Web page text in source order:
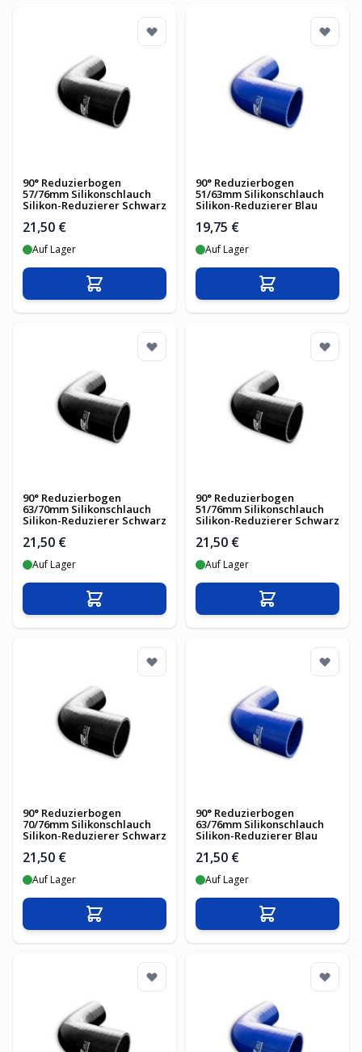
90° Reduzierbogen
57/76mm Silikonschlauch
Silikon-Reduzierer Schwarz
21,50 €
Auf Lager
In den Warenkorb
90° Reduzierbogen
51/63mm Silikonschlauch
Silikon-Reduzierer Blau
19,75 €
Auf Lager
In den
90° Reduzierbogen
63/70mm Silikonschlauch
Silikon-Reduzierer Schwarz
21,50 €
Auf Lager
In den Warenkorb
90° Reduzierbogen
51/76mm Silikonschlauch
Silikon-Reduzierer Schwarz
21,50 €
Auf Lager
In den
90° Reduzierbogen
70/76mm Silikonschlauch
Silikon-Reduzierer Schwarz
21,50 €
Auf Lager
In den Warenkorb
90° Reduzierbogen
63/76mm Silikonschlauch
Silikon-Reduzierer Blau
21,50 €
Auf Lager
In den